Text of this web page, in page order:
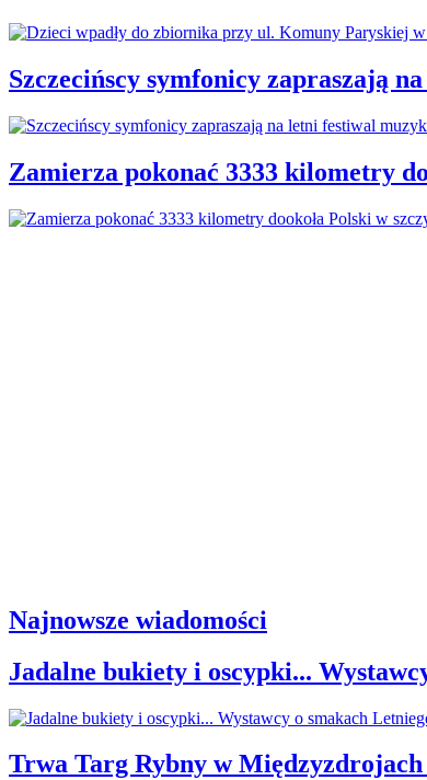
Szczecińscy symfonicy zapraszają
Zamierza pokonać 3333 kilometry
Najnowsze wiadomości
Jadalne bukiety i oscypki...
Trwa Targ Rybny w